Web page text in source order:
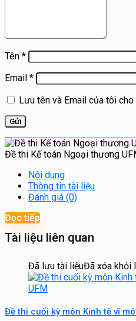
Tên *
Email *
Lưu tên và Email của tôi
Đề thi Kế toán Ngoại thương
Nội dung
Thông tin tài liệu
Đánh giá (0)
Đọc tiếp
Tài liệu liên quan
Đã lưu tài liệuĐã xóa khỏi
Đề thi cuối kỳ môn Kinh tế vĩ